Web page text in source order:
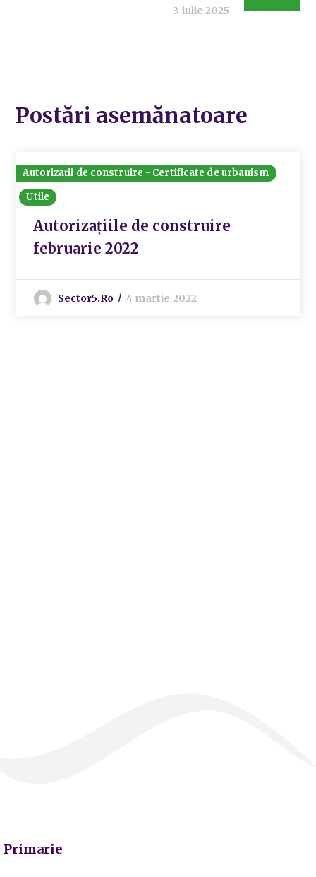
3 iulie 2025
Postări asemănatoare
Autorizații de construire - Certificate de urbanism
Utile
Autorizațiile de construire
februarie 2022
Sector5.ro 4 martie 2022
Primarie